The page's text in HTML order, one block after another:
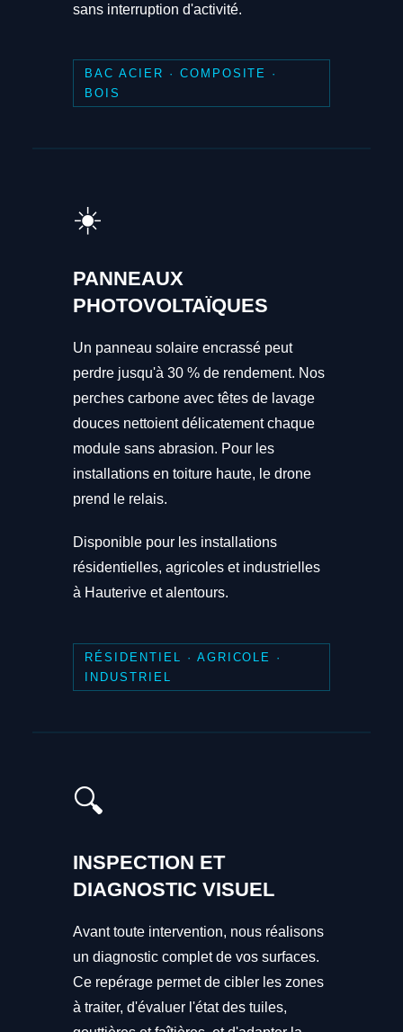
sans interruption d'activité.
BAC ACIER · COMPOSITE ·
BOIS
☀️
PANNEAUX
PHOTOVOLTAÏQUES
Un panneau solaire encrassé peut
perdre jusqu'à 30 % de rendement. Nos
perches carbone avec têtes de lavage
douces nettoient délicatement chaque
module sans abrasion. Pour les
installations en toiture haute, le drone
prend le relais.
Disponible pour les installations
résidentielles, agricoles et industrielles
à Hauterive et alentours.
RÉSIDENTIEL · AGRICOLE ·
INDUSTRIEL
🔍
INSPECTION ET
DIAGNOSTIC VISUEL
Avant toute intervention, nous réalisons
un diagnostic complet de vos surfaces.
Ce repérage permet de cibler les zones
à traiter, d'évaluer l'état des tuiles,